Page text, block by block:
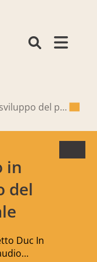
Le diocesi del Lazio in rete per lo sviluppo del patrimonio culturale
in
del
Duc In